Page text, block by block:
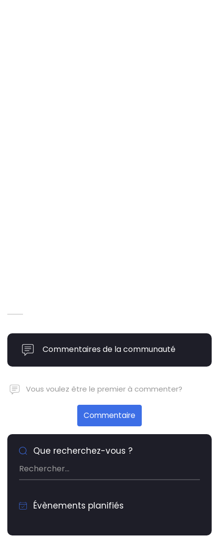
Commentaires de la communauté
Vous voulez être le premier à commenter?
Commentaire
Que recherchez-vous ?
Évènements planifiés